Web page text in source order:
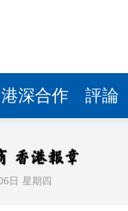
港深合作 評論
日 星期四